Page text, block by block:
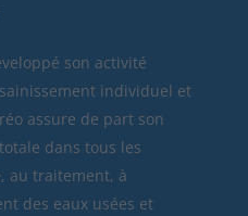
son activité
individuel et
assure de part son
dans tous les
au traitement, à
des eaux usées et